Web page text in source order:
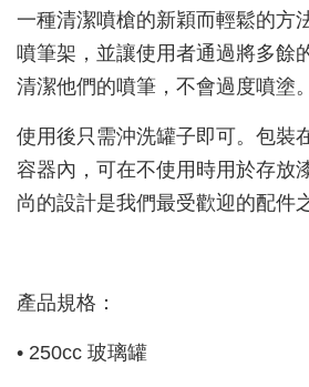
一種清潔噴槍的新穎而輕鬆的方
噴筆架，並讓使用者通過將多餘
清潔他們的噴筆，不會過度噴塗。
使用後只需沖洗罐子即可。包裝
容器內，可在不使用時用於存放
尚的設計是我們最受歡迎的配件
產品規格：
• 250cc 玻璃罐